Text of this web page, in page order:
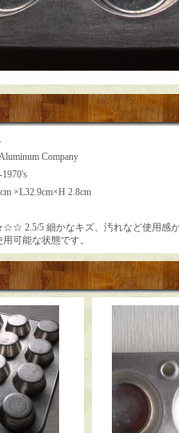
Company
1970's
×L32.9cm×H 2.8cm
2.5/5 細かなキズ、汚れなど使用感
用可能な状態です。